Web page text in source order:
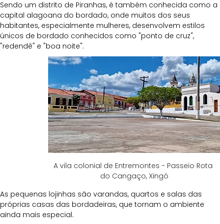
Sendo um distrito de Piranhas, é também conhecida como a
capital alagoana do bordado, onde muitos dos seus
habitantes, especialmente mulheres, desenvolvem estilos
únicos de bordado conhecidos como "ponto de cruz",
"redendê" e "boa noite".
A vila colonial de Entremontes - Passeio Rota
do Cangaço, Xingó
As pequenas lojinhas são varandas, quartos e salas das
próprias casas das bordadeiras, que tornam o ambiente
ainda mais especial.